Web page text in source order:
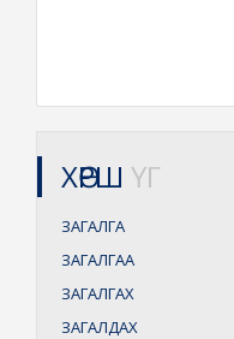
ХӨРШ ҮГ
ЗАГАЛГА
ЗАГАЛГАА
ЗАГАЛГАХ
ЗАГАЛДАХ